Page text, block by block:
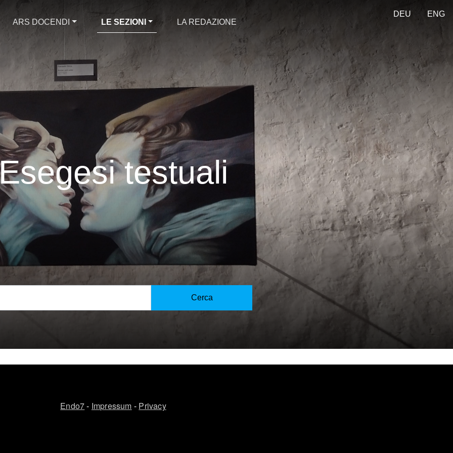
testuali
DEU ENG
ARS DOCENDI LE SEZIONI LA REDAZIONE
riguardi dell’antico, che prescinda da ogni forma di ortodossia...
disorder” [Engelhardt]
“Bakchen” - Crowds and Power in Euripides' ‘Bacchae’ [Giunta]
Ovid and Pythagoras [Marandino]
– Laelius de amicitia [Roncoroni]
- The hero's cunning [Scifo]
- hymnography [Marandino]
- Archilochus and the pain of living [Marandino]
e Lesbia – Catullus and Lesbia [Maier]
klassischen Sprachen - Greek-Latin language acquisition [Pizzotti]
worlds at the origin of the earth or Ancient cosmology [Krichbaumer]
Endo7- Impressum - Privacy